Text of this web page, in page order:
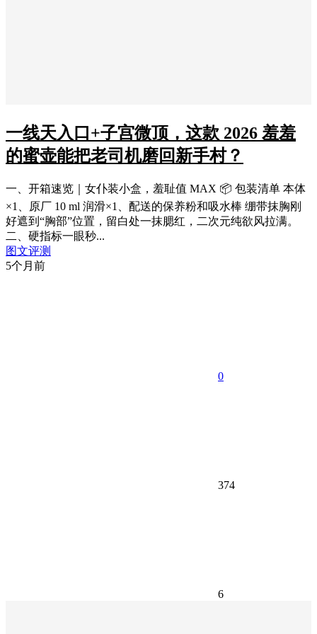
一线天入口+子宫微顶，这款 2026 羞羞
的蜜壶能把老司机磨回新手村？
一、开箱速览｜女仆装小盒，羞耻值 MAX 📦 包装清单 本体
×1、原厂 10 ml 润滑×1、配送的保养粉和吸水棒 绷带抹胸刚
好遮到“胸部”位置，留白处一抹腮红，二次元纯欲风拉满。
二、硬指标一眼秒...
图文评测
5个月前
0
374
6